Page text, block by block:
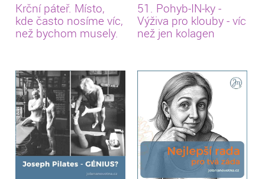
Krční páteř. Místo,
kde často nosíme víc,
než bychom musely.
51. Pohyb-IN-ky -
Výživa pro klouby - víc
než jen kolagen